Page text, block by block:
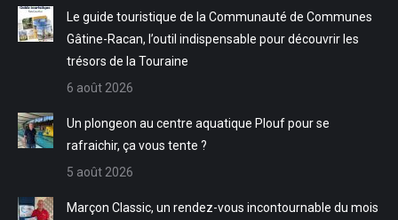
in
new
window
new
window
new
window
in
new
window
Le guide touristique de la Communauté de Communes
Gâtine-Racan, l’outil indispensable pour découvrir les
trésors de la Touraine
6 août 2026
Un plongeon au centre aquatique Plouf pour se
rafraichir, ça vous tente ?
5 août 2026
Marçon Classic, un rendez-vous incontournable du mois